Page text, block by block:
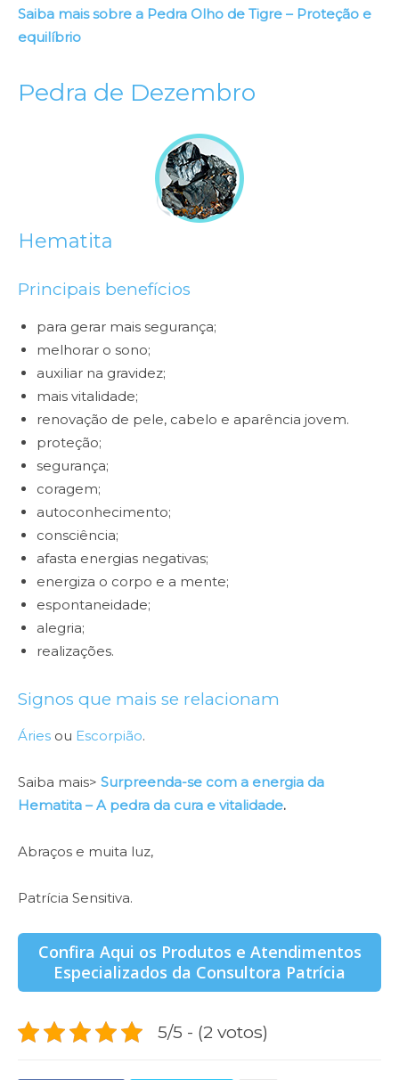
Saiba mais sobre a Pedra Olho de Tigre – Proteção e
equilíbrio
Pedra de Dezembro
Hematita
Principais benefícios
para gerar mais segurança;
melhorar o sono;
auxiliar na gravidez;
mais vitalidade;
renovação de pele, cabelo e aparência jovem.
proteção;
segurança;
coragem;
autoconhecimento;
consciência;
afasta energias negativas;
energiza o corpo e a mente;
espontaneidade;
alegria;
realizações.
Signos que mais se relacionam
Áries ou Escorpião.
Saiba mais> Surpreenda-se com a energia da
Hematita – A pedra da cura e vitalidade.
Abraços e muita luz,
Patrícia Sensitiva.
Confira Aqui os Produtos e Atendimentos
Especializados da Consultora Patrícia
5/5 - (2 votos)